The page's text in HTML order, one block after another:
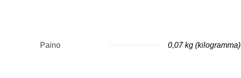
Paino 0,07 kg (kilogramma)